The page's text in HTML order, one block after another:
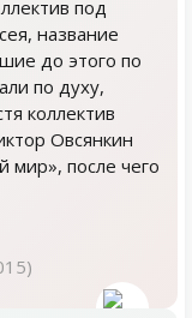
под
название
до этого по
по духу,
коллектив
Овсянкин
мир», после чего